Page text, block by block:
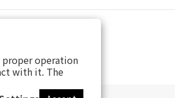
proper operation
with it. The